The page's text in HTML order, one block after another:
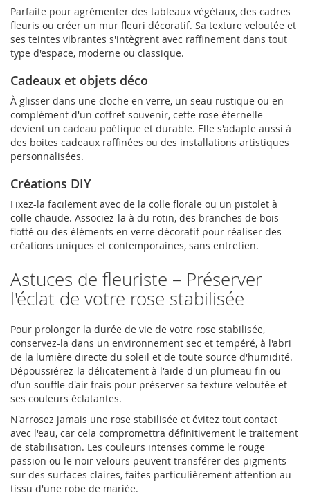
Parfaite pour agrémenter des tableaux végétaux, des cadres
fleuris ou créer un mur fleuri décoratif. Sa texture veloutée et
ses teintes vibrantes s'intègrent avec raffinement dans tout
type d'espace, moderne ou classique.
Cadeaux et objets déco
À glisser dans une cloche en verre, un seau rustique ou en
complément d'un coffret souvenir, cette rose éternelle
devient un cadeau poétique et durable. Elle s'adapte aussi à
des boites cadeaux raffinées ou des installations artistiques
personnalisées.
Créations DIY
Fixez-la facilement avec de la colle florale ou un pistolet à
colle chaude. Associez-la à du rotin, des branches de bois
flotté ou des éléments en verre décoratif pour réaliser des
créations uniques et contemporaines, sans entretien.
Astuces de fleuriste – Préserver
l'éclat de votre rose stabilisée
Pour prolonger la durée de vie de votre rose stabilisée,
conservez-la dans un environnement sec et tempéré, à l'abri
de la lumière directe du soleil et de toute source d'humidité.
Dépoussiérez-la délicatement à l'aide d'un plumeau fin ou
d'un souffle d'air frais pour préserver sa texture veloutée et
ses couleurs éclatantes.
N'arrosez jamais une rose stabilisée et évitez tout contact
avec l'eau, car cela compromettra définitivement le traitement
de stabilisation. Les couleurs intenses comme le rouge
passion ou le noir velours peuvent transférer des pigments
sur des surfaces claires, faites particulièrement attention au
tissu d'une robe de mariée.